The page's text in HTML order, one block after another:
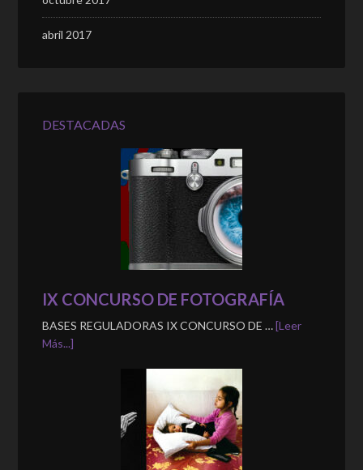
abril 2017
DESTACADAS
IX CONCURSO DE FOTOGRAFÍA
BASES REGULADORAS IX CONCURSO DE …[Leer
Más...]